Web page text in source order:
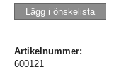
Lägg i önskelista
Artikelnummer:
600121